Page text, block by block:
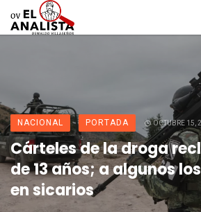
NACIONAL PORTADA OCTUBRE 15,
Cárteles de la droga
de 13 años; a algunos
en sicarios